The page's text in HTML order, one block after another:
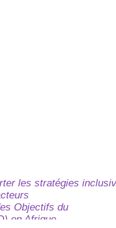
les stratégies
Objectifs du
en Afrique.